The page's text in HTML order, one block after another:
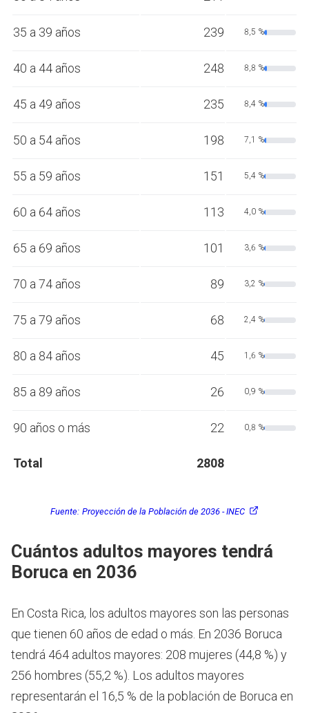
35 a 39 años 239 8,5 %
40 a 44 años 248 8,8 %
45 a 49 años 235 8,4 %
50 a 54 años 198 7,1 %
55 a 59 años 151 5,4 %
60 a 64 años 113 4,0 %
65 a 69 años 101 3,6 %
70 a 74 años 89 3,2 %
75 a 79 años 68 2,4 %
80 a 84 años 45 1,6 %
85 a 89 años 26 0,9 %
90 años o más 22 0,8 %
Total 2808
Fuente: Proyección de la Población de 2036 - INEC
Cuántos adultos mayores tendrá
Boruca en 2036
En Costa Rica, los adultos mayores son las personas
que tienen 60 años de edad o más. En 2036 Boruca
tendrá 464 adultos mayores: 208 mujeres (44,8 %) y
256 hombres (55,2 %). Los adultos mayores
representarán el 16,5 % de la población de Boruca en